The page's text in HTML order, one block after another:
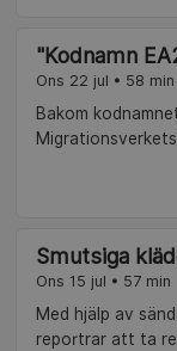
"Kodnamn
Ons 22 jul • 58 min
Bakom
Smutsiga
Ons 15 jul • 57 min
Med hjälp av
reportrar att ta